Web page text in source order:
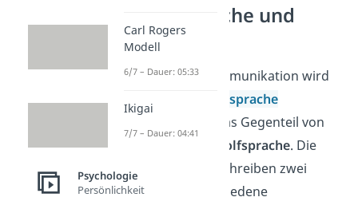
Giraffensprache und
Wolfsprache
Die Gewaltfreie Kommunikation wird
oft auch als
Giraffensprache
bezeichnet. Sie ist das Gegenteil von
der sogenannten
Wolfsprache. Die
beiden Begriffe beschreiben zwei
grundlegend verschiedene
Carl Rogers
Modell
6/7 – Dauer: 05:33
Ikigai
7/7 – Dauer: 04:41
Psychologie
Persönlichkeit